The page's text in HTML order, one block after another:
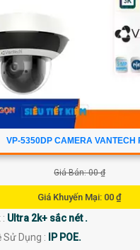
VP-5350DP CAMERA VANTECH
Giá Bán: 00 ₫
Giá Khuyến Mại: 00 ₫
Ultra 2k+ sắc nét .
Dụng :
IP POE.